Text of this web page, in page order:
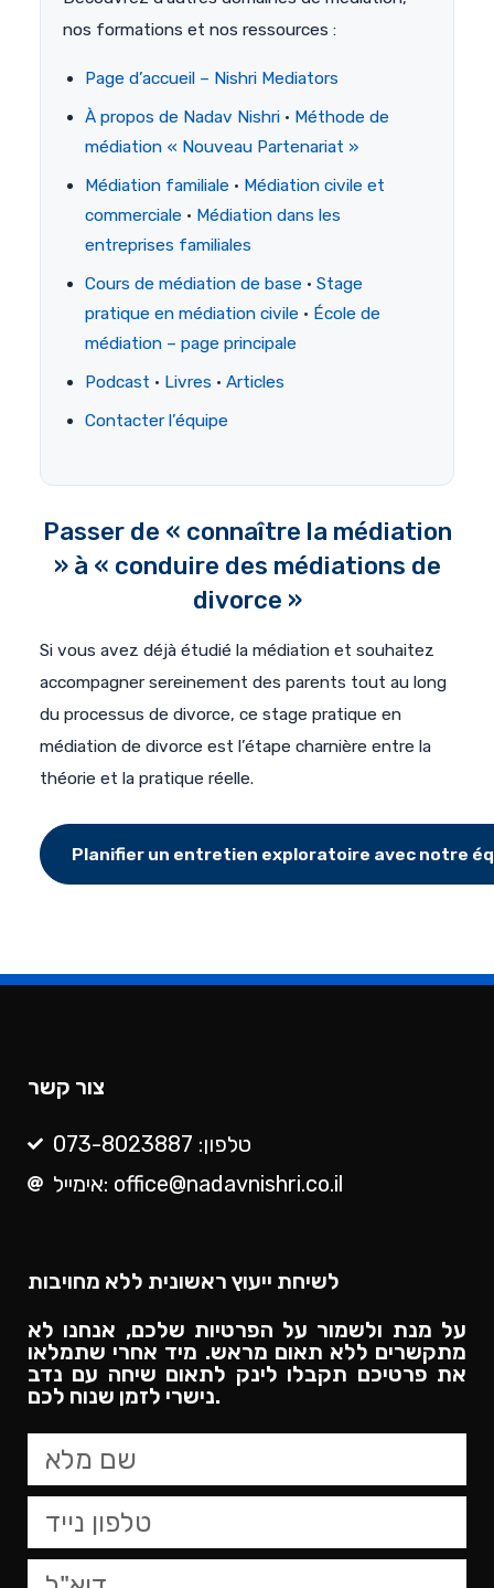
nos formations et nos ressources :
Page d’accueil – Nishri Mediators
À propos de Nadav Nishri · Méthode de
médiation « Nouveau Partenariat »
Médiation familiale · Médiation civile et
commerciale · Médiation dans les
entreprises familiales
Cours de médiation de base · Stage
pratique en médiation civile · École de
médiation – page principale
Podcast · Livres · Articles
Contacter l’équipe
Passer de « connaître la médiation
» à « conduire des médiations de
divorce »
Si vous avez déjà étudié la médiation et souhaitez
accompagner sereinement des parents tout au long
du processus de divorce, ce stage pratique en
médiation de divorce est l’étape charnière entre la
théorie et la pratique réelle.
Planifier un entretien exploratoire avec notre
צור קשר
טלפון: 073-8023887
אימייל: office@nadavnishri.co.il
לשיחת ייעוץ ראשונית ללא מחויבות
על מנת ולשמור על הפרטיות שלכם, אנחנו לא
מתקשרים ללא תאום מראש. מיד אחרי שתמלאו
את פרטיכם תקבלו לינק לתאום שיחה עם נדב
נישרי לזמן שנוח לכם.​